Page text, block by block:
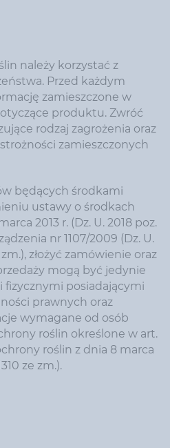
należy korzystać z
Przed każdym
zamieszczone w
produktu. Zwróć
rodzaj zagrożenia oraz
zamieszczonych
będących środkami
ustawy o środkach
2013 r. (Dz. U. 2018 poz.
nr 1107/2009 (Dz. U.
złożyć zamówienie oraz
mogą być jedynie
fizycznymi posiadającymi
prawnych oraz
wymagane od osób
roślin określone w art.
roślin z dnia 8 marca
ze zm.).